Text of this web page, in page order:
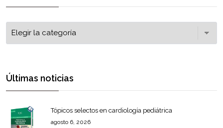
Últimas noticias
Tópicos selectos en cardiología pediátrica
agosto 6, 2026